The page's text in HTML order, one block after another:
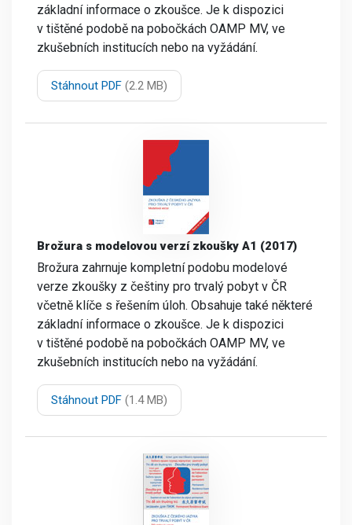
základní informace o zkoušce. Je k dispozici
v tištěné podobě na pobočkách OAMP MV, ve
zkušebních institucích nebo na vyžádání.
Stáhnout PDF (2.2 MB)
Brožura s modelovou verzí zkoušky A1 (2017)
Brožura zahrnuje kompletní podobu modelové
verze zkoušky z češtiny pro trvalý pobyt v ČR
včetně klíče s řešením úloh. Obsahuje také některé
základní informace o zkoušce. Je k dispozici
v tištěné podobě na pobočkách OAMP MV, ve
zkušebních institucích nebo na vyžádání.
Stáhnout PDF (1.4 MB)